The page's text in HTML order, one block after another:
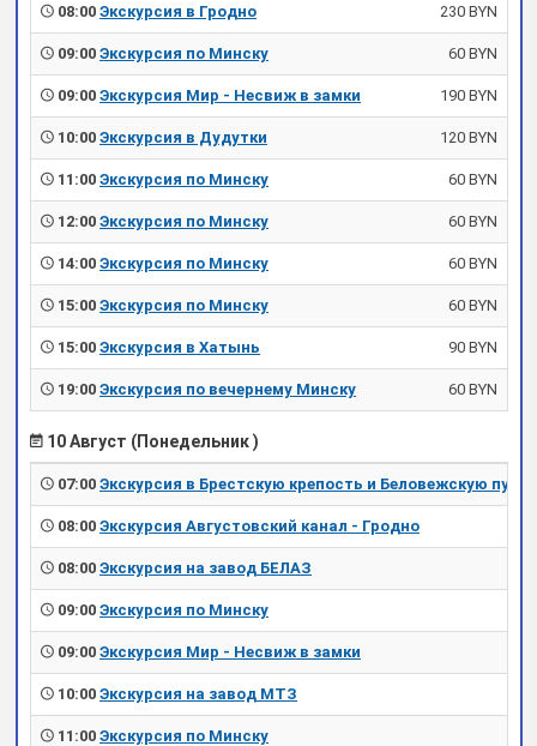
08:00 Экскурсия в Гродно 230 BYN
09:00 Экскурсия по Минску 60 BYN
09:00 Экскурсия Мир - Несвиж в замки 190 BYN
10:00 Экскурсия в Дудутки 120 BYN
11:00 Экскурсия по Минску 60 BYN
12:00 Экскурсия по Минску 60 BYN
14:00 Экскурсия по Минску 60 BYN
15:00 Экскурсия по Минску 60 BYN
15:00 Экскурсия в Хатынь 90 BYN
19:00 Экскурсия по вечернему Минску 60 BYN
10 Август (Понедельник )
07:00 Экскурсия в Брестскую крепость и Беловежскую пущу
08:00 Экскурсия Августовский канал - Гродно
08:00 Экскурсия на завод БЕЛАЗ
09:00 Экскурсия по Минску
09:00 Экскурсия Мир - Несвиж в замки
10:00 Экскурсия на завод МТЗ
11:00 Экскурсия по Минску